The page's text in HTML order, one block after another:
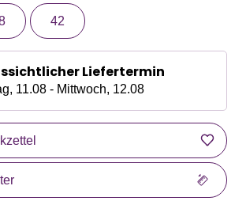
42
Liefertermin
11.08 - Mittwoch, 12.08